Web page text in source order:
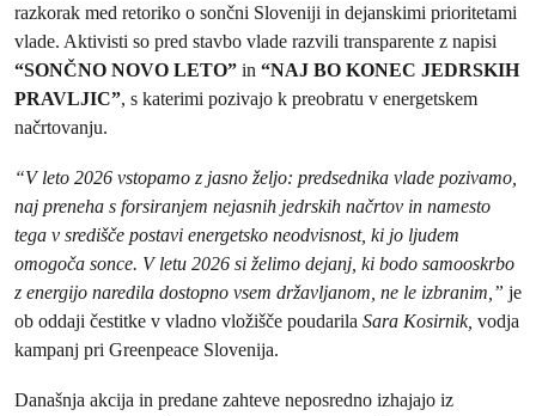
razkorak med retoriko o sončni Sloveniji in dejanskimi prioritetami
vlade. Aktivisti so pred stavbo vlade razvili transparente z napisi
“SONČNO NOVO LETO” in “NAJ BO KONEC JEDRSKIH
PRAVLJIC”, s katerimi pozivajo k preobratu v energetskem
načrtovanju.
“V leto 2026 vstopamo z jasno željo: predsednika vlade pozivamo,
naj preneha s forsiranjem nejasnih jedrskih načrtov in namesto
tega v središče postavi energetsko neodvisnost, ki jo ljudem
omogoča sonce. V letu 2026 si želimo dejanj, ki bodo samooskrbo
z energijo naredila dostopno vsem državljanom, ne le izbranim,” je
ob oddaji čestitke v vladno vložišče poudarila Sara Kosirnik, vodja
kampanj pri Greenpeace Slovenija.
Današnja akcija in predane zahteve neposredno izhajajo iz